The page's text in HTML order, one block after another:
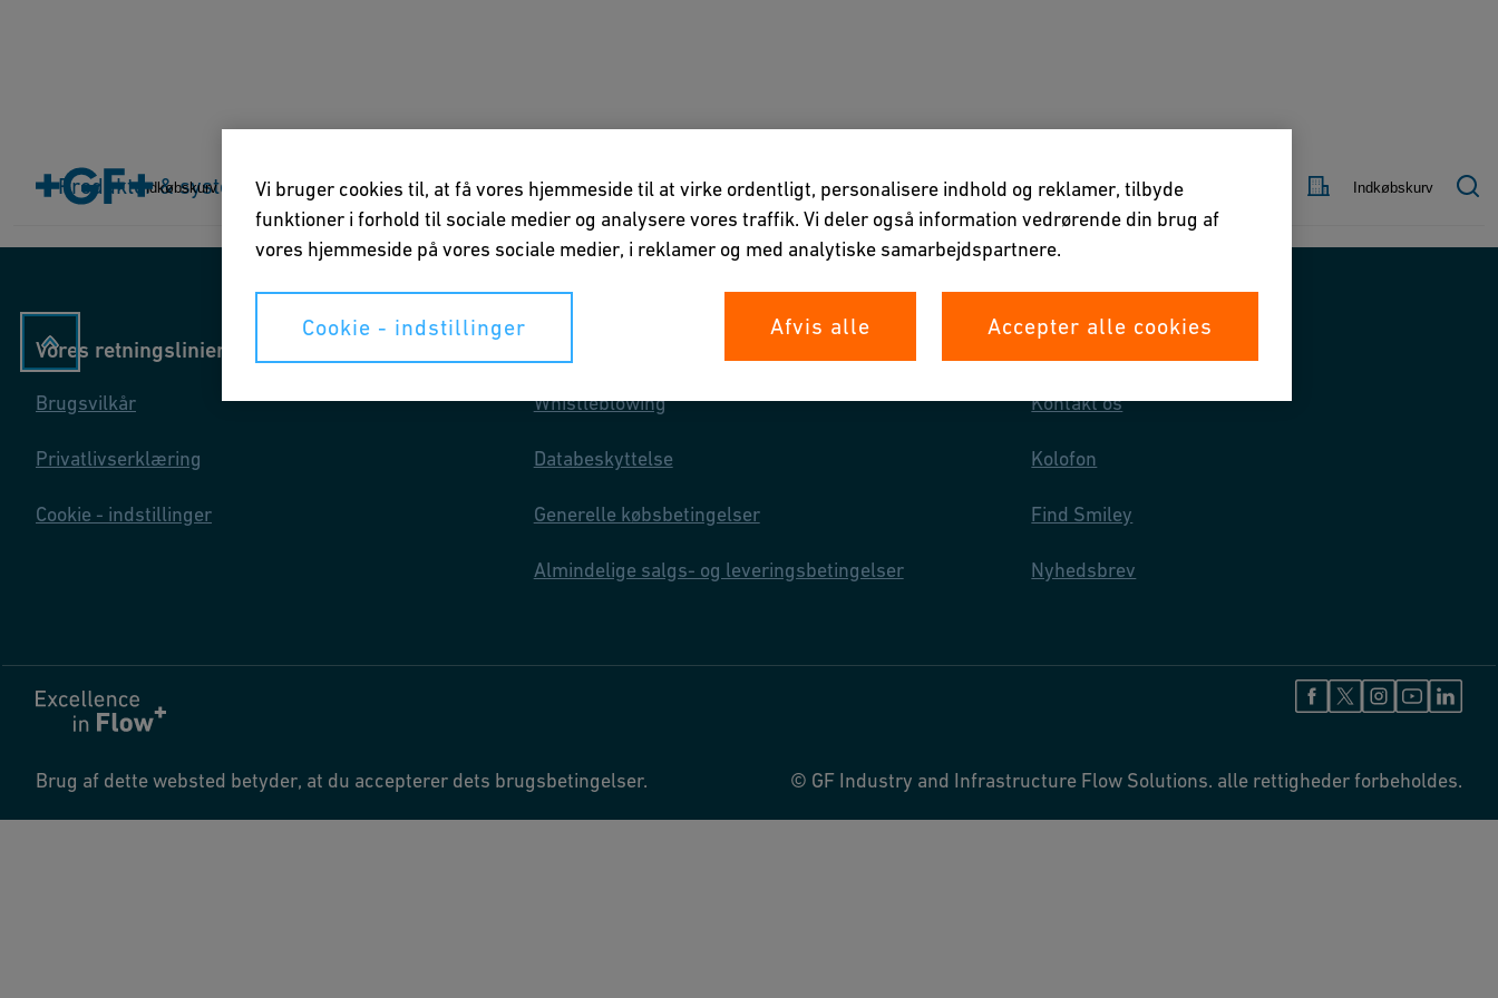
Indkøbskurv
Kontakt
Indkøbskurv
Produkter & systemer Brancher Applikationer Downloads & Værktøjer Om os
Vores retningslinier
Brugsvilkår
Privatlivserklæring
Cookie - indstillinger
Whistleblowing
Databeskyttelse
Generelle købsbetingelser
Almindelige salgs- og leveringsbetingelser
Kontakt os
Kolofon
Find Smiley
Nyhedsbrev
Brug af dette websted betyder, at du accepterer dets brugsbetingelser. © GF Industry and Infrastructure Flow Solutions. alle rettigheder forbeholdes.
Vi bruger cookies til, at få vores hjemmeside til at virke ordentligt, personalisere indhold og reklamer, tilbyde
funktioner i forhold til sociale medier og analysere vores traffik. Vi deler også information vedrørende din brug af
vores hjemmeside på vores sociale medier, i reklamer og med analytiske samarbejdspartnere.
Cookie - indstillinger Afvis alle Accepter alle cookies